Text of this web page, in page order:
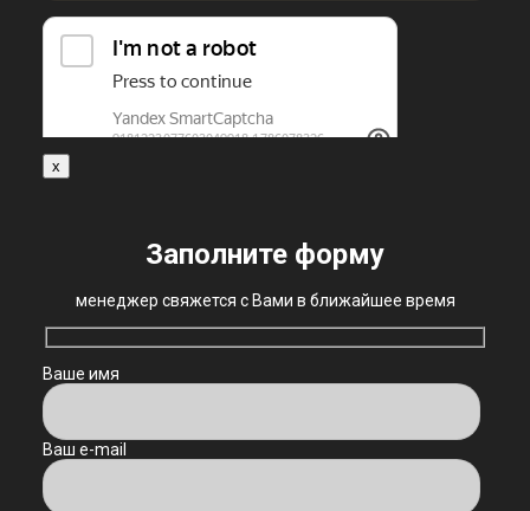
x
Заполните форму
менеджер свяжется с Вами в ближайшее время
Ваше имя
Ваш e-mail